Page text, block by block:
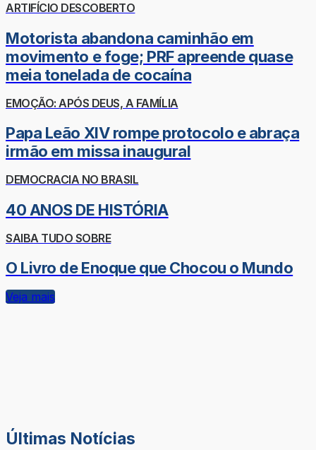
ARTIFÍCIO DESCOBERTO
Motorista abandona caminhão em
movimento e foge; PRF apreende quase
meia tonelada de cocaína
EMOÇÃO: APÓS DEUS, A FAMÍLIA
Papa Leão XIV rompe protocolo e abraça
irmão em missa inaugural
DEMOCRACIA NO BRASIL
40 ANOS DE HISTÓRIA
SAIBA TUDO SOBRE
O Livro de Enoque que Chocou o Mundo
Veja mais
Últimas Notícias